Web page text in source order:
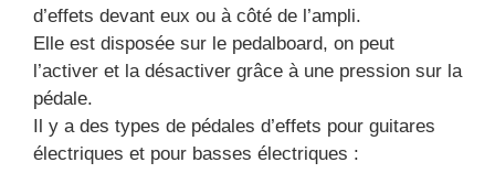
d’effets devant eux ou à côté de l’ampli.
Elle est disposée sur le pedalboard, on peut
l’activer et la désactiver grâce à une pression sur la
pédale.
Il y a des types de pédales d’effets pour guitares
électriques et pour basses électriques :